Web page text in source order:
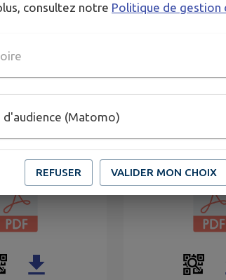
du Règlement
Budgétaire et
2026
consultez notre Politique de gestion
d'audience (Matomo)
REFUSER VALIDER MON CHOIX